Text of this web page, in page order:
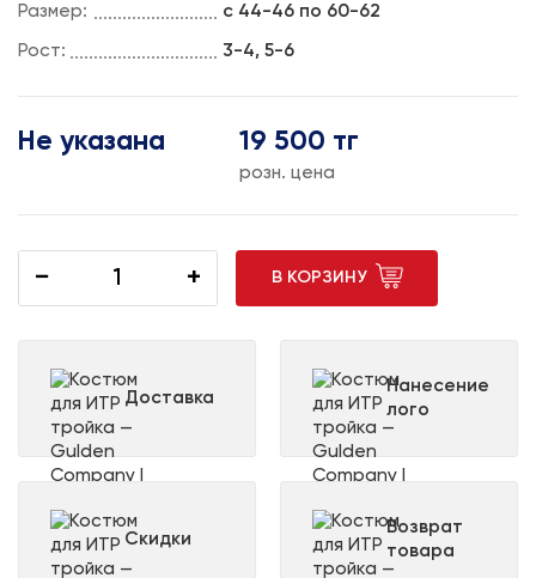
Размер: с 44-46 по 60-62
Рост: 3-4, 5-6
Не указана 19 500 тг
розн. цена
− + В КОРЗИНУ
Доставка
Нанесение
лого
Скидки
Возврат
товара